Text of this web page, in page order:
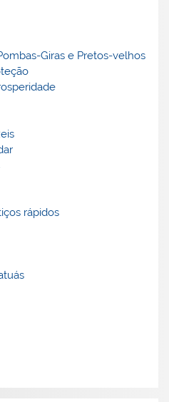
Giras e Pretos-velhos
rápidos